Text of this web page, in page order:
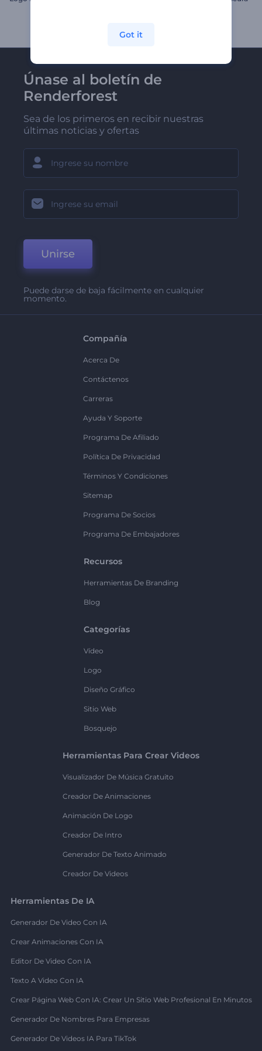
Únase al boletín de
Renderforest
Sea de los primeros en recibir nuestras
últimas noticias y ofertas
Unirse
Puede darse de baja fácilmente en cualquier
momento.
Compañía
Acerca De
Contáctenos
Carreras
Ayuda Y Soporte
Programa De Afiliado
Política De Privacidad
Términos Y Condiciones
Sitemap
Programa De Socios
Programa De Embajadores
Recursos
Herramientas De Branding
Blog
Categorías
Vídeo
Logo
Diseño Gráfico
Sitio Web
Bosquejo
Herramientas Para Crear Videos
Visualizador De Música Gratuito
Creador De Animaciones
Animación De Logo
Creador De Intro
Generador De Texto Animado
Creador De Videos
Herramientas De IA
Generador De Video Con IA
Crear Animaciones Con IA
Editor De Video Con IA
Texto A Video Con IA
Crear Página Web Con IA: Crear Un Sitio Web Profesional En Minutos
Generador De Nombres Para Empresas
Generador De Videos IA Para TikTok
Got it